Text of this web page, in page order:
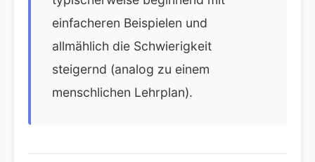
einfacheren Beispielen und
allmählich die Schwierigkeit
steigernd (analog zu einem
menschlichen Lehrplan).